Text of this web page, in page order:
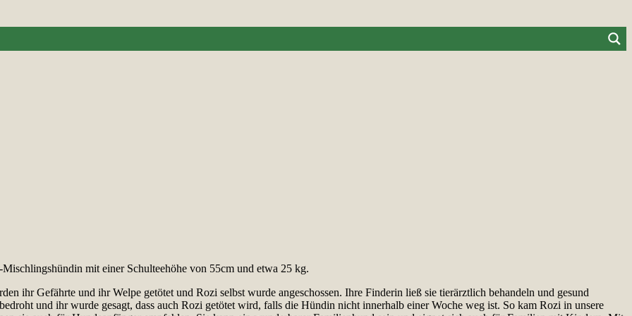
mit einer Schulteehöhe von 55cm und etwa 25 kg.
ihr Gefährte und ihr Welpe getötet und Rozi selbst wurde angeschossen. Ihre Finderin ließ sie tierärztlich behandeln und gesund
und ihr wurde gesagt, dass auch Rozi getötet wird, falls die Hündin nicht innerhalb einer Woche weg ist. So kam Rozi in unsere